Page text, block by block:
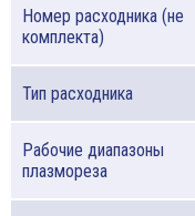
Номер расходника (не
комплекта)
Тип расходника
Рабочие диапазоны
плазмореза